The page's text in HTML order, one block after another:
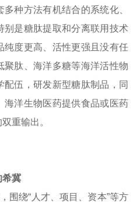
种方法有机结合的系统化、
别是糖肽提取和分离联用技术
纯度更高、活性更强且没有任
聚肽、海洋多糖等海洋活性物
伍，研发新型糖肽制品，同
海洋生物医药提供食品或医药
重输出。
希冀
围绕“人才、项目、资本”等方